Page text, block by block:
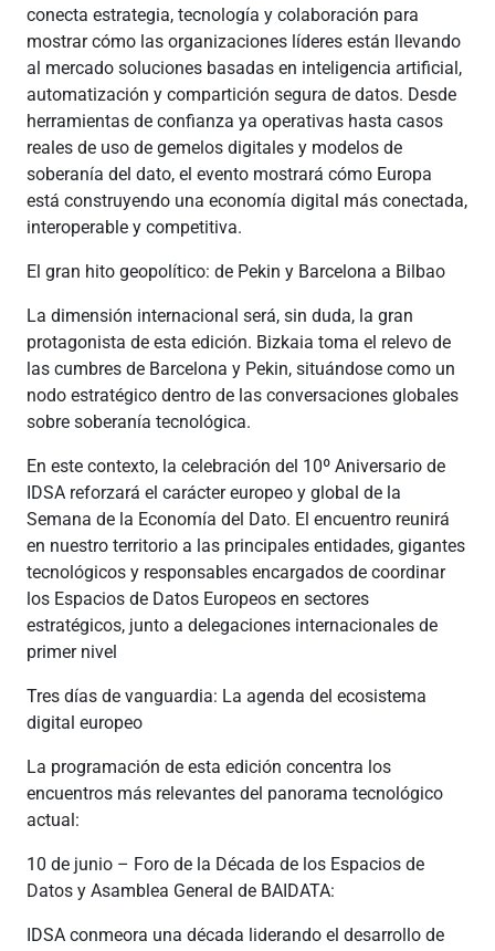
conecta estrategia, tecnología y colaboración para
mostrar cómo las organizaciones líderes están llevando
al mercado soluciones basadas en inteligencia artificial,
automatización y compartición segura de datos. Desde
herramientas de confianza ya operativas hasta casos
reales de uso de gemelos digitales y modelos de
soberanía del dato, el evento mostrará cómo Europa
está construyendo una economía digital más conectada,
interoperable y competitiva.
El gran hito geopolítico: de Pekin y Barcelona a Bilbao
La dimensión internacional será, sin duda, la gran
protagonista de esta edición. Bizkaia toma el relevo de
las cumbres de Barcelona y Pekin, situándose como un
nodo estratégico dentro de las conversaciones globales
sobre soberanía tecnológica.
En este contexto, la celebración del 10º Aniversario de
IDSA reforzará el carácter europeo y global de la
Semana de la Economía del Dato. El encuentro reunirá
en nuestro territorio a las principales entidades, gigantes
tecnológicos y responsables encargados de coordinar
los Espacios de Datos Europeos en sectores
estratégicos, junto a delegaciones internacionales de
primer nivel
Tres días de vanguardia: La agenda del ecosistema
digital europeo
La programación de esta edición concentra los
encuentros más relevantes del panorama tecnológico
actual:
10 de junio – Foro de la Década de los Espacios de
Datos y Asamblea General de BAIDATA:
IDSA conmeora una década liderando el desarrollo de